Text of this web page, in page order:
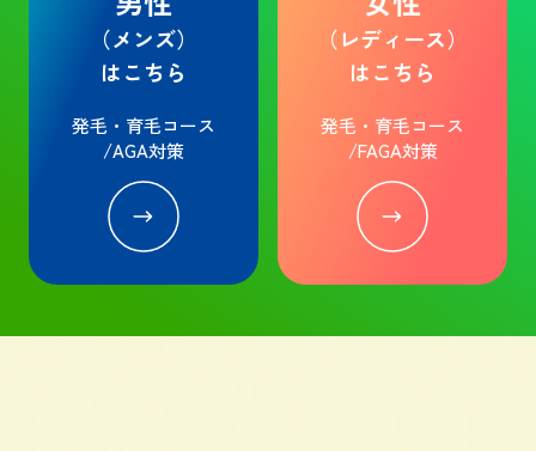
（メンズ）
はこちら
発毛・育毛コース
/AGA対策
（レディース）
はこちら
発毛・育毛コース
/FAGA対策